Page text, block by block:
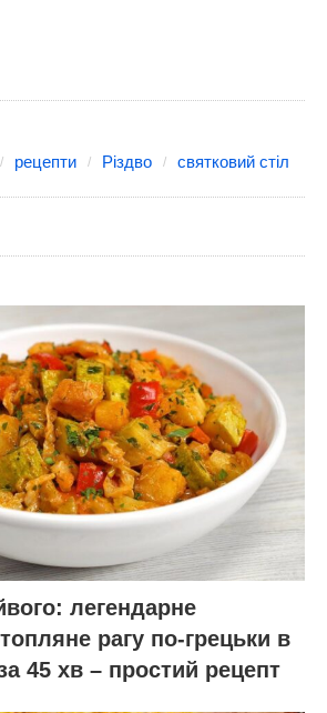
рецепти Різдво святковий стіл
легендарне
рагу по-грецьки в
45 хв – простий рецепт